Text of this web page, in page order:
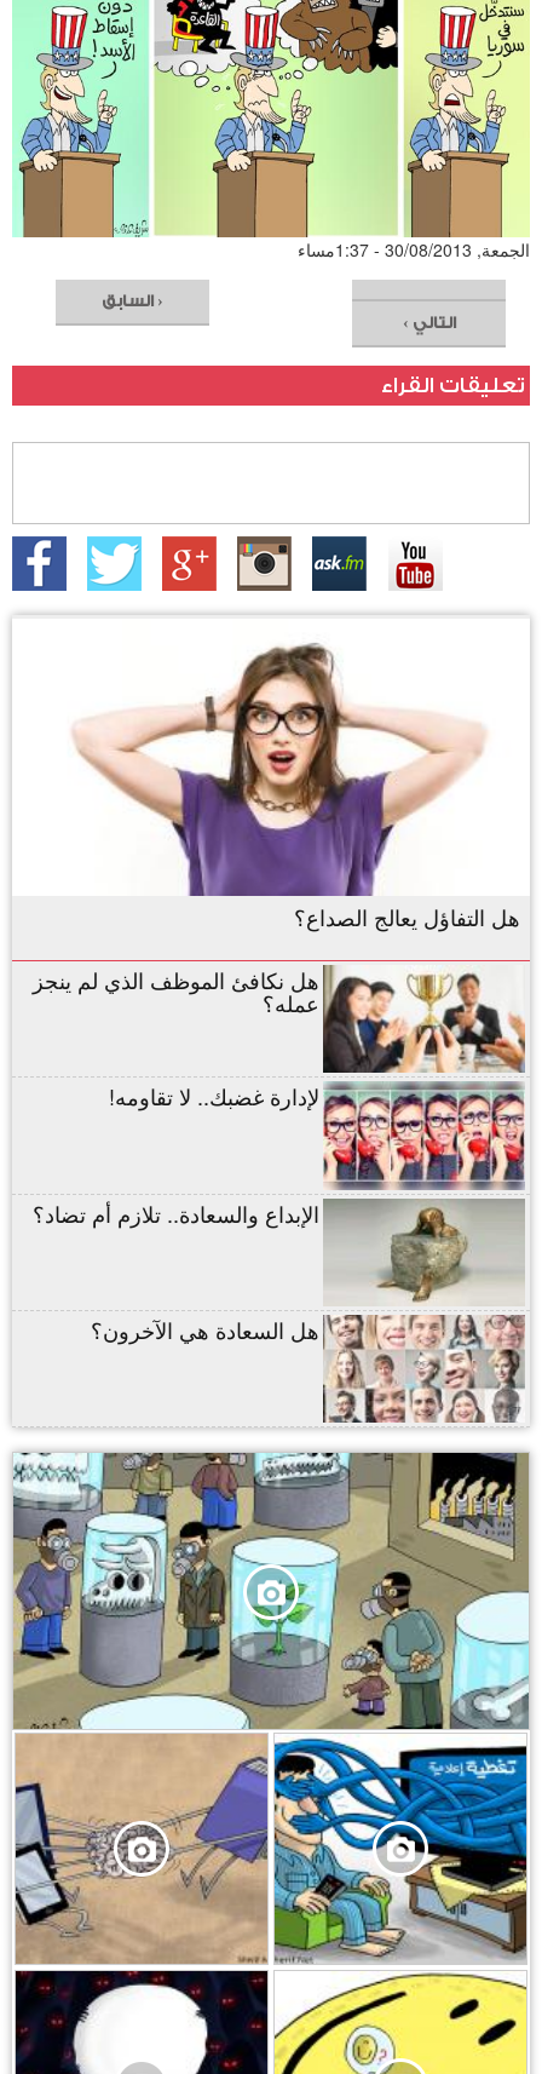
الجمعة, 30/08/2013 - 1:37مساء
‹ السابق
التالي ›
تعليقات القراء
هل التفاؤل يعالج الصداع؟
هل نكافئ الموظف الذي لم ينجز
عمله؟
لإدارة غضبك.. لا تقاومه!
الإبداع والسعادة.. تلازم أم تضاد؟
هل السعادة هي الآخرون؟
,
,
,